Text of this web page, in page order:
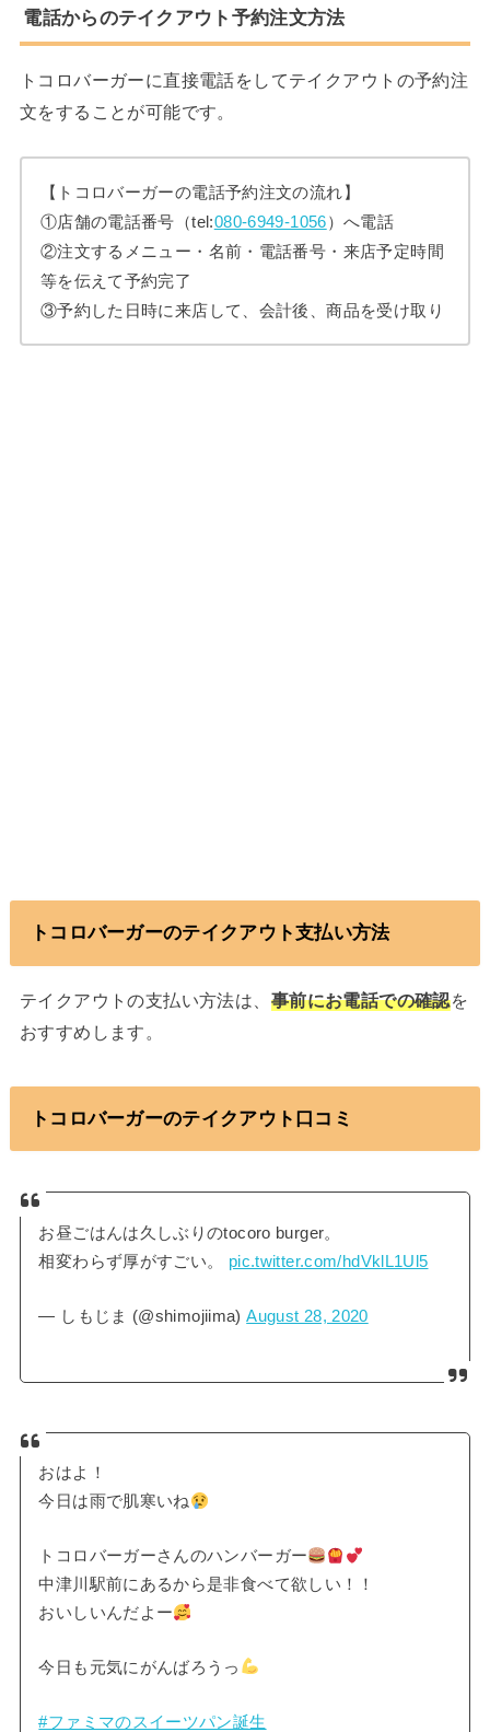
電話からのテイクアウト予約注文方法
トコロバーガーに直接電話をしてテイクアウトの予約注
文をすることが可能です。
【トコロバーガーの電話予約注文の流れ】
①店舗の電話番号（tel:080-6949-1056）へ電話
②注文するメニュー・名前・電話番号・来店予定時間
等を伝えて予約完了
③予約した日時に来店して、会計後、商品を受け取り
トコロバーガーのテイクアウト支払い方法
テイクアウトの支払い方法は、 事前にお電話での確認を
おすすめします。
トコロバーガーのテイクアウト口コミ
お昼ごはんは久しぶりのtocoro burger。
相変わらず厚がすごい。 pic.twitter.com/hdVklL1Ul5
— しもじま (@shimojiima)August 28, 2020
おはよ！
今日は雨で肌寒いね
トコロバーガーさんのハンバーガー
中津川駅前にあるから是非食べて欲しい！！
おいしいんだよー
今日も元気にがんばろうっ
#ファミマのスイーツパン誕生